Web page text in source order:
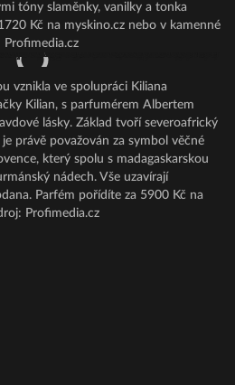
tóny slaměnky, vanilky a tonka
Kč na myskino.cz nebo v kamenné
Profimedia.cz
vznikla ve spolupráci Kiliana
Kilian, s parfumérem Albertem
lásky. Základ tvoří severoafrický
právě považován za symbol věčné
který spolu s madagaskarskou
nádech. Vše uzavírají
Parfém pořídíte za 5900 Kč na
Profimedia.cz